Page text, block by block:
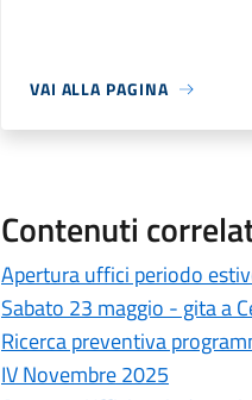
VAI ALLA PAGINA
Contenuti
Apertura uffici periodo
Sabato 23 maggio - gita a
Ricerca preventiva
IV Novembre 2025